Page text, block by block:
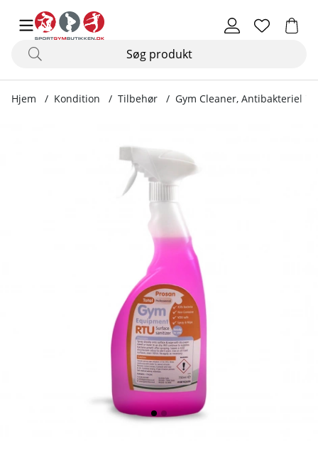
Hjem Kondition Tilbehør Gym Cleaner, Antibakteriel